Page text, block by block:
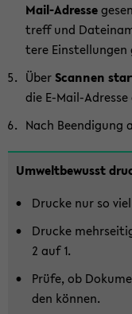
Haupt­
in­
der
ti­
Um­welt­be­wusst
Dru­cke nur so
Dru­cke
2 auf 1.
Prüfe, ob
den kön­nen.
Mail-Adresse
treff und
te­re
ÜberScan­nen
die E-​Mail-
Nach Be­en­di­gung